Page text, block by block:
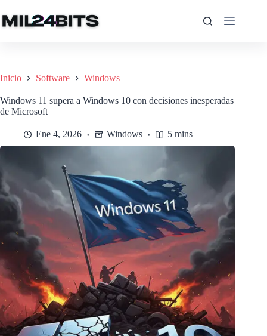
al
contenido
Inicio Software Windows
Windows 11 supera a Windows 10 con decisiones inesperadas
de Microsoft
Ene 4, 2026 Windows 5 mins